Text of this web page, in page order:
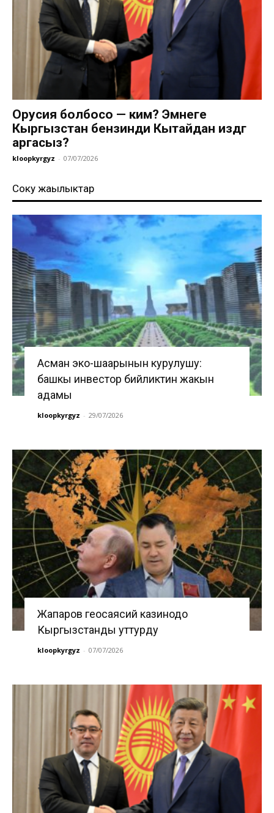
Орусия болбосо — ким? Эмнеге
Кыргызстан бензинди Кытайдан издөөгө
аргасыз?
kloopkyrgyz - 07/07/2026
Соңку жаңылыктар
Асман эко-шаарынын курулушу:
башкы инвестор бийликтин жакын
адамы
kloopkyrgyz - 29/07/2026
Жапаров геосаясий казинодо
Кыргызстанды уттурду
kloopkyrgyz - 07/07/2026